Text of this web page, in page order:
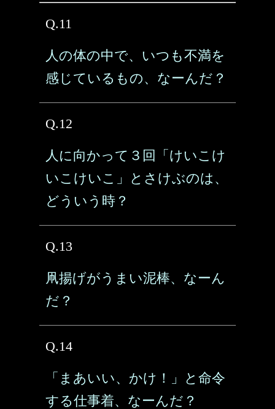
Q.11
人の体の中で、いつも不満を
感じているもの、なーんだ？
Q.12
人に向かって３回「けいこけ
いこけいこ」とさけぶのは、
どういう時？
Q.13
凧揚げがうまい泥棒、なーん
だ？
Q.14
「まあいい、かけ！」と命令
する仕事着、なーんだ？